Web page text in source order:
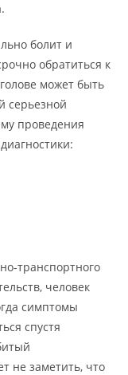
болит и
обратиться к
может быть
серьезной
проведения
транспортного
человек
симптомы
спустя
не заметить, что